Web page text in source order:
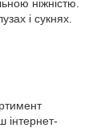
ніжністю.
і сукнях.
інтернет-